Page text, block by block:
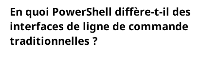
En quoi PowerShell diffère-t-il des
interfaces de ligne de commande
traditionnelles ?